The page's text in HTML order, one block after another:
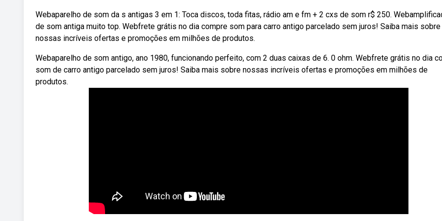
Webaparelho de som da s antigas 3 em 1: Toca discos, toda fitas, rádio am e fm + 2 cxs de som r$ 250.
de som antiga muito top. Webfrete grátis no dia compre som para carro antigo parcelado sem juros! Saiba mais sobre
nossas incríveis ofertas e promoções em milhões de produtos.
Webaparelho de som antigo, ano 1980, funcionando perfeito, com 2 duas caixas de 6. 0 ohm. Webfrete grátis no dia
som de carro antigo parcelado sem juros! Saiba mais sobre nossas incríveis ofertas e promoções em milhões de
produtos.